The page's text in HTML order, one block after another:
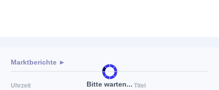
Bitte warten...
Marktberichte ►
Uhrzeit Titel